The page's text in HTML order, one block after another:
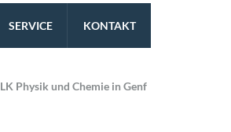
SERVICE KONTAKT
LK Physik und Chemie in Genf